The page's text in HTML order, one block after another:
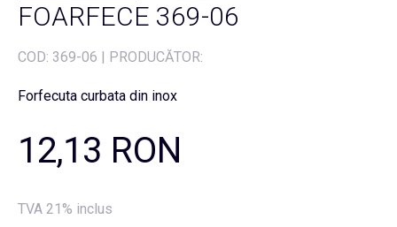
FOARFECE 369-06
COD: 369-06 | PRODUCĂTOR:
Forfecuta curbata din inox
12,13 RON
TVA 21% inclus